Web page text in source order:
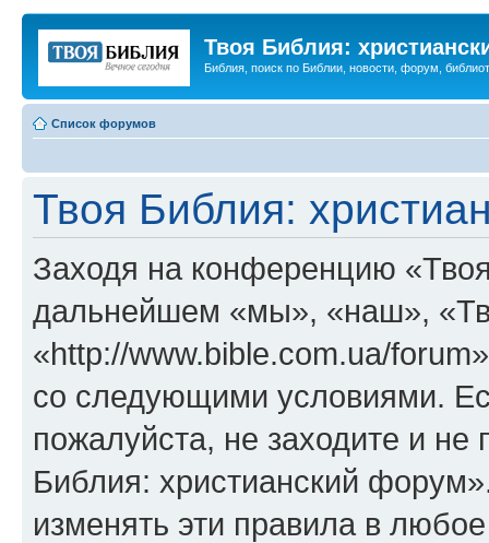
Твоя Библия:
Библия, поиск по Библии, новости, форум,
Список форумов
Твоя Библия:
Заходя на конференцию
дальнейшем «мы», «наш»,
«http://www.bible.com.ua/
со следующими условиями.
пожалуйста, не заходите и
Библия: христианский
изменять эти правила в